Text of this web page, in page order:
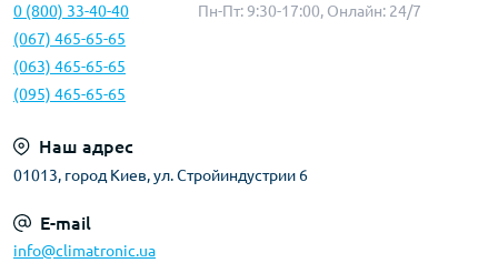
0 (800) 33-40-40
(067) 465-65-65
(063) 465-65-65
(095) 465-65-65
Пн-Пт: 9:30-17:00, Онлайн: 24/7
Наш адрес
01013, город Киев, ул. Стройиндустрии 6
E-mail
info@climatronic.ua